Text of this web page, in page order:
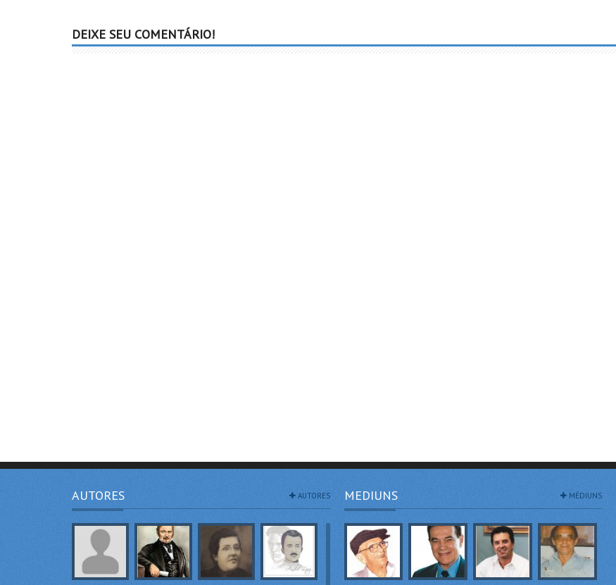
DEIXE SEU COMENTÁRIO!
AUTORES AUTORES MEDIUNS MÉDIUNS